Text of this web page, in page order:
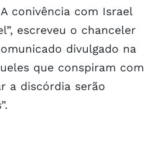
conivência com Israel
escreveu o chanceler
divulgado na
que conspiram com
a discórdia serão